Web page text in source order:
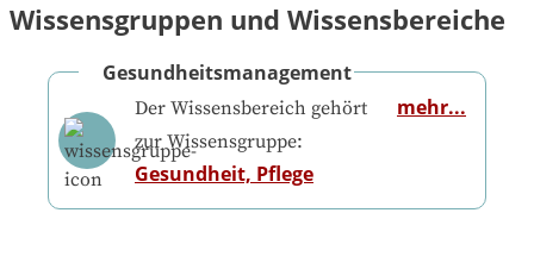
Wissensgruppen und Wissensbereiche
Gesundheitsmanagement
Der Wissensbereich gehört
zur Wissensgruppe:
Gesundheit, Pflege
mehr...